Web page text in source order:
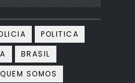
POLITICA
BRASIL
QUEM SOMOS